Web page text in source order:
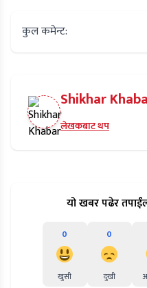
कुल कमेन्ट:
Shikhar
लेखकबाट थप
यो खबर पढेर
0
खुसी
0
दुखी